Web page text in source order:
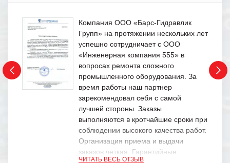
Компания ООО «Барс-Гидравлик
Групп» на протяжении нескольких лет
успешно сотрудничает с ООО
«Инженерная компания 555» в
вопросах ремонта сложного
промышленного оборудования. За
время работы наш партнер
зарекомендовал себя с самой
лучшей стороны. Заказы
выполняются в кротчайшие сроки при
соблюдении высокого качества работ.
Организация приема и выдачи
заказов четкая. Гарантийные
ЧИТАТЬ ВЕСЬ ОТЗЫВ